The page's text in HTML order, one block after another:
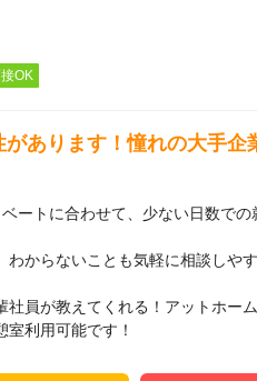
OK
あります！憧れの大手企
ートに合わせて、少ない日数での
わからないことも気軽に相談しや
社員が教えてくれる！アットホー
室利用可能です！